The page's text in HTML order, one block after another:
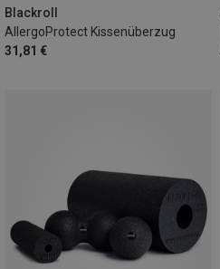
Blackroll
AllergoProtect Kissenüberzug
31,81 €